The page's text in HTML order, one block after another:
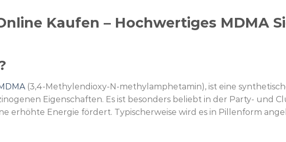
Kaufen – Hochwertiges MDMA
(3,4-Methylendioxy-N-methylamphetamin), ist eine
Eigenschaften. Es ist besonders beliebt in der Party- und
erhöhte Energie fördert. Typischerweise wird es in Pillenform